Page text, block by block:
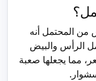
المحتمل أنه
الرأس والبيض
مما يجعلها صعبة